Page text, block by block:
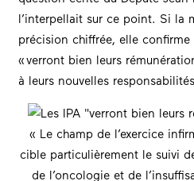
l’interpellait sur ce point. Si la
précision chiffrée, elle
« verront bien leurs
à leurs nouvelles
« Le champ de l’exercice
cible particulièrement le suivi
de l’oncologie et de